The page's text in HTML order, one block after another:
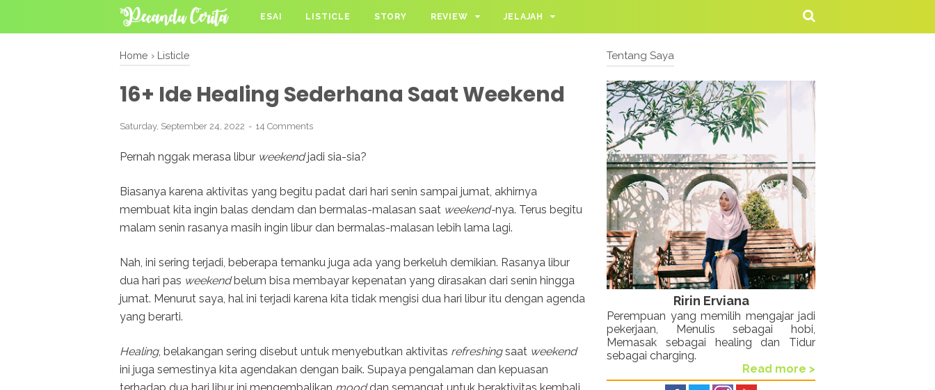
ESAI LISTICLE STORY REVIEW JELAJAH
Home › Listicle
16+ Ide Healing Sederhana Saat Weekend
Saturday, September 24, 2022 14 Comments
Pernah nggak merasa libur weekendjadi sia-sia?
Biasanya karena aktivitas yang begitu padat dari hari senin sampai jumat, akhirnya
membuat kita ingin balas dendam dan bermalas-malasan saat weekend-nya. Terus begitu
malam senin rasanya masih ingin libur dan bermalas-malasan lebih lama lagi.
Nah, ini sering terjadi, beberapa temanku juga ada yang berkeluh demikian. Rasanya libur
dua hari pas weekendbelum bisa membayar kepenatan yang dirasakan dari senin hingga
jumat. Menurut saya, hal ini terjadi karena kita tidak mengisi dua hari libur itu dengan agenda
yang berarti.
Healing, belakangan sering disebut untuk menyebutkan aktivitas refreshingsaat weekend
ini juga semestinya kita agendakan dengan baik. Supaya pengalaman dan kepuasan
Tentang Saya
Ririn Erviana
Perempuan yang memilih mengajar jadi
pekerjaan, Menulis sebagai hobi,
Memasak sebagai healing dan Tidur
sebagai charging.
Read more >